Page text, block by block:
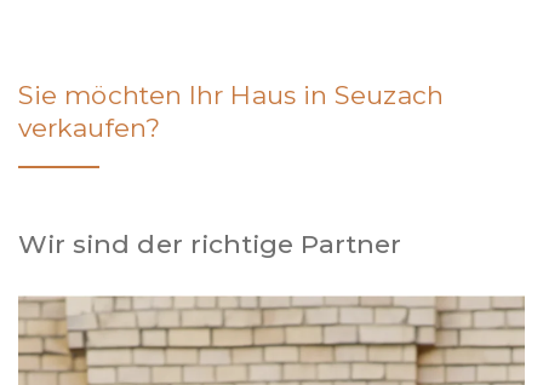
Sie möchten Ihr Haus in Seuzach
verkaufen?
Wir sind der richtige Partner